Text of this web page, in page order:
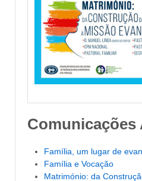
Comunicações
Família, um lugar de
Família e Vocação
Matrimónio: da